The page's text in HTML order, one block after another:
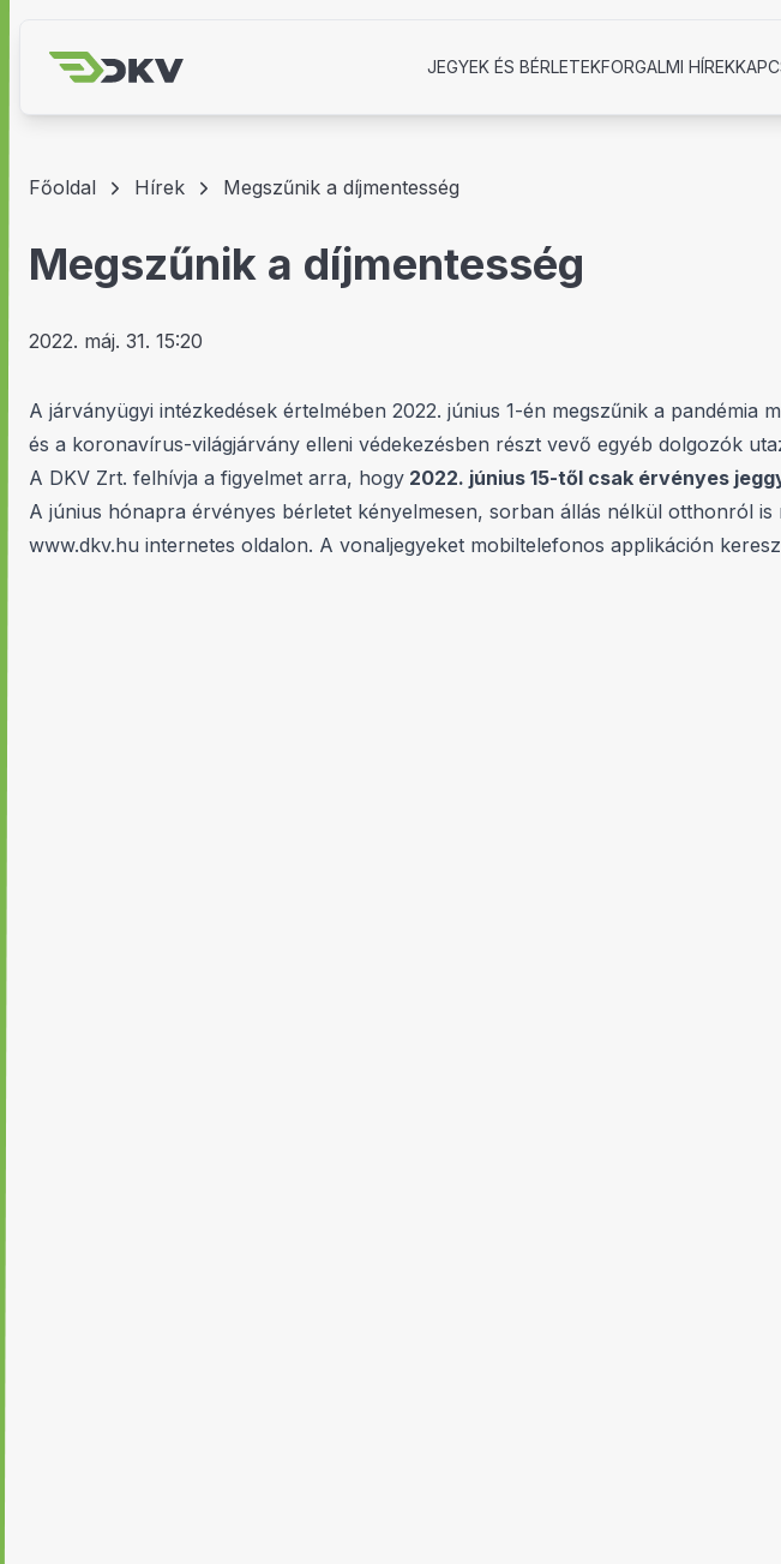
JEGYEK ÉS BÉRLETEKFORGALMI HÍREK
Főoldal Hírek Megszűnik a díjmentesség
Megszűnik a díjmentesség
2022. máj. 31. 15:20
A járványügyi intézkedések értelmében 2022. június 1-én megszűnik a
és a koronavírus-világjárvány elleni védekezésben részt vevő egyéb dolgozók
A DKV Zrt. felhívja a figyelmet arra, hogy 2022. június 15-től csak érvényes
A június hónapra érvényes bérletet kényelmesen, sorban állás nélkül otthonról
www.dkv.hu internetes oldalon. A vonaljegyeket mobiltelefonos applikáción